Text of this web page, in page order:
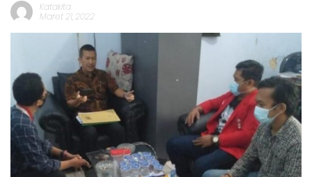
Katakita
Maret 21, 2022